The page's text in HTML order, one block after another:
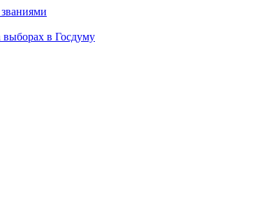
выборах в Госдуму